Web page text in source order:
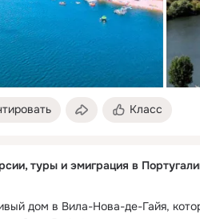
Класс
туры и эмиграция в
дом в Вила-Нова-де-Гайя,